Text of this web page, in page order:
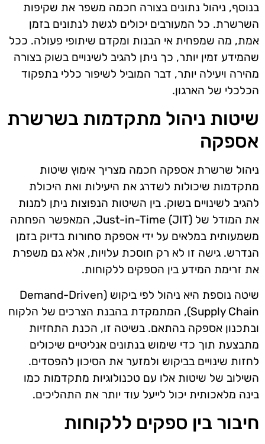
בנוסף, ניהול נתונים בצורה חכמה משפר את שקיפות
השרשרת. כל המעורבים יכולים לגשת לנתונים בזמן
אמת, מה שמפחית אי הבנות ומקדם שיתופי פעולה. ככל
שהמידע זמין יותר, כך ניתן להגיב לשינויים בשוק בצורה
מהירה ויעילה יותר, דבר המוביל לשיפור כללי בתפקוד
הכלכלי של הארגון.
שיטות ניהול מתקדמות בשרשרת
אספקה
ניהול שרשרת אספקה חכמה מצריך אימוץ שיטות
מתקדמות שיכולות לשדרג את היעילות ואת היכולת
להגיב לשינויים בשוק. בין השיטות הנפוצות ניתן למנות
את המודל של Just-in-Time (JIT), המאפשר הפחתה
משמעותית במלאים על ידי אספקת סחורות בדיוק בזמן
הנדרש. גישה זו לא רק חוסכת עלויות, אלא גם משפרת
את זרימת המידע בין הספקים ללקוחות.
שיטה נוספת היא ניהול לפי ביקוש (Demand-Driven
Supply Chain), המתמקדת בהבנת הצרכים של הלקוח
ובתכנון אספקה בהתאם. בשיטה זו, הכנת התחזיות
מתבצעת תוך כדי שימוש בנתונים אנליטיים שיכולים
לחזות שינויים בביקוש ולמזער את הסיכון להפסדים.
השילוב של שיטות אלו עם טכנולוגיות מתקדמות כמו
בינה מלאכותית יכול לייעל עוד יותר את התהליכים.
חיבור בין ספקים ללקוחות